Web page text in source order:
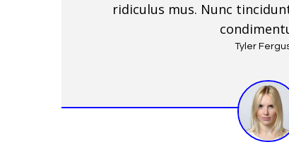
ridiculus mus. Nunc
Tyler